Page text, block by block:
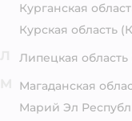
Курганская
Курская область
Липецкая область
Магаданская
Марий Эл